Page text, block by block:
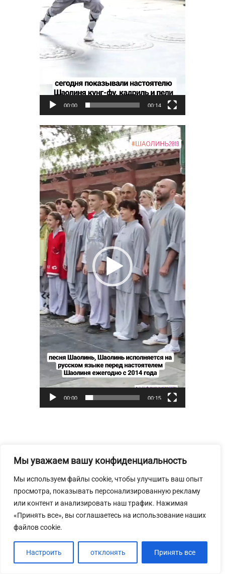
Мы уважаем вашу конфиденциальность
Мы используем файлы cookie, чтобы улучшить ваш опыт
просмотра, показывать персонализированную рекламу
или контент и анализировать наш трафик. Нажимая
«Принять все», вы соглашаетесь на использование наших
файлов cookie.
Настроить отклонять Принять все
00:00 00:14
Видеоплеер
00:00 00:15
8 июля